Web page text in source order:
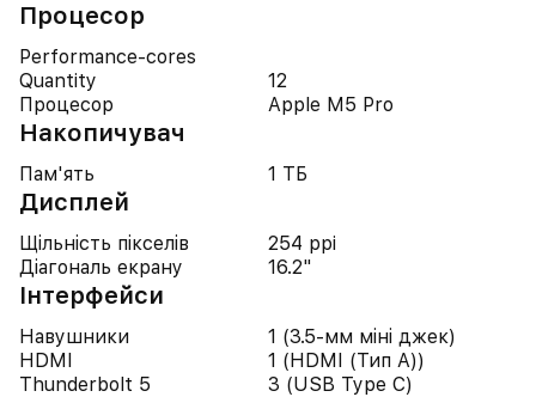
Процесор
Performance-cores
Quantity
12
Процесор
Apple M5 Pro
Накопичувач
Пам'ять 1 ТБ
Дисплей
Щільність пікселів
254 ppi
Діагональ екрану
16.2"
Iнтерфейси
Навушники
1 (3.5-мм міні джек)
HDMI
1 (HDMI (Тип A))
Thunderbolt 5
3 (USB Type C)